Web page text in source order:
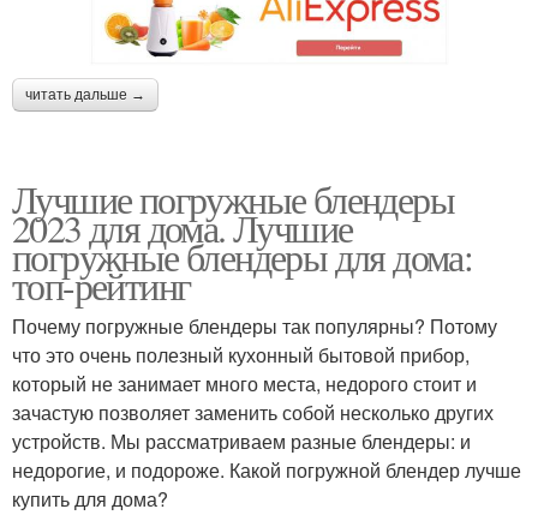
читать дальше →
Лучшие погружные блендеры
2023 для дома. Лучшие
погружные блендеры для дома:
топ-рейтинг
Почему погружные блендеры так популярны? Потому
что это очень полезный кухонный бытовой прибор,
который не занимает много места, недорого стоит и
зачастую позволяет заменить собой несколько других
устройств. Мы рассматриваем разные блендеры: и
недорогие, и подороже. Какой погружной блендер лучше
купить для дома?